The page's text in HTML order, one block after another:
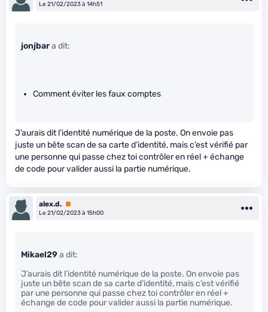
Le 21/02/2023 à 14h51
jonjbara dit:
Comment éviter les faux comptes
J’aurais dit l’identité numérique de la poste. On envoie pas
juste un bête scan de sa carte d’identité, mais c’est vérifié par
une personne qui passe chez toi contrôler en réel + échange
de code pour valider aussi la partie numérique.
alex.d. Premium
Le 21/02/2023 à 15h00
Mikael29a dit:
J’aurais dit l’identité numérique de la poste. On envoie pas
juste un bête scan de sa carte d’identité, mais c’est vérifié
par une personne qui passe chez toi contrôler en réel +
échange de code pour valider aussi la partie numérique.